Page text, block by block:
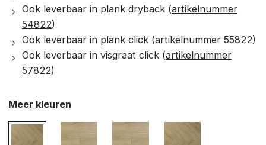
Ook leverbaar in plank dryback (artikelnummer
54822)
Ook leverbaar in plank click (artikelnummer 55822)
Ook leverbaar in visgraat click (artikelnummer
57822)
Meer kleuren